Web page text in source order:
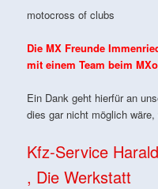
motocross of clubs
Die MX Freunde
mit einem Team beim
Ein Dank geht hierfür an
dies gar nicht möglich
Kfz-Service
, Die Werkstatt